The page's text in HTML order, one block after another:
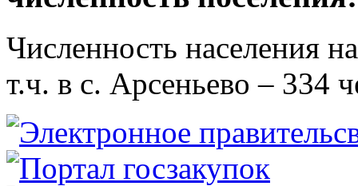
Численность населения
т.ч. в с. Арсеньево – 334